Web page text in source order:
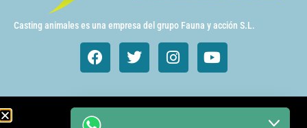
Casting animales es una empresa del grupo Fauna y acción S.L.
Animales de cine y TV